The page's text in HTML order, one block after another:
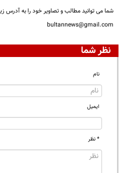
شما می توانید مطالب و تصاویر خود را به آدرس
bultannews@gmail.com
نظر شما
نام
ایمیل
* نظر